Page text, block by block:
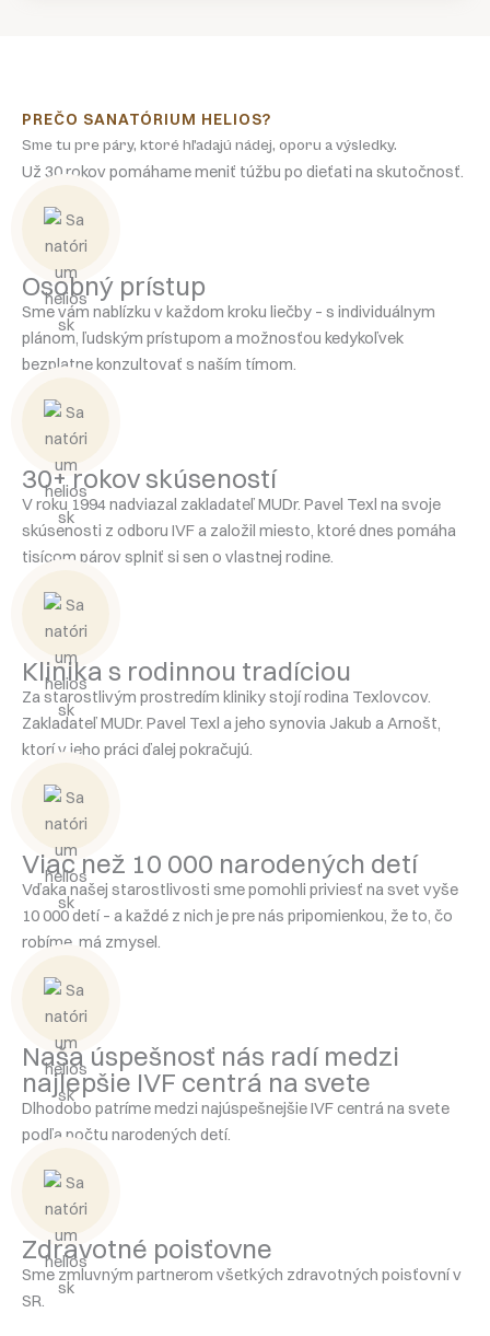
PREČO SANATÓRIUM HELIOS?
Sme tu pre páry, ktoré hľadajú nádej, oporu a výsledky.
Už 30 rokov pomáhame meniť túžbu po dieťati na skutočnosť.
Osobný prístup
Sme vám nablízku v každom kroku liečby – s individuálnym
plánom, ľudským prístupom a možnosťou kedykoľvek
bezplatne konzultovať s naším tímom.
30+ rokov skúseností
V roku 1994 nadviazal zakladateľ MUDr. Pavel Texl na svoje
skúsenosti z odboru IVF a založil miesto, ktoré dnes pomáha
tisícom párov splniť si sen o vlastnej rodine.
Klinika s rodinnou tradíciou
Za starostlivým prostredím kliniky stojí rodina Texlovcov.
Zakladateľ MUDr. Pavel Texl a jeho synovia Jakub a Arnošt,
ktorí v jeho práci ďalej pokračujú.
Viac než 10 000 narodených detí
Vďaka našej starostlivosti sme pomohli priviesť na svet vyše
10 000 detí – a každé z nich je pre nás pripomienkou, že to, čo
robíme, má zmysel.
Naša úspešnosť nás radí medzi
najlepšie IVF centrá na svete
Dlhodobo patríme medzi najúspešnejšie IVF centrá na svete
podľa počtu narodených detí.
Zdravotné poisťovne
Sme zmluvným partnerom všetkých zdravotných poisťovní v
SR.